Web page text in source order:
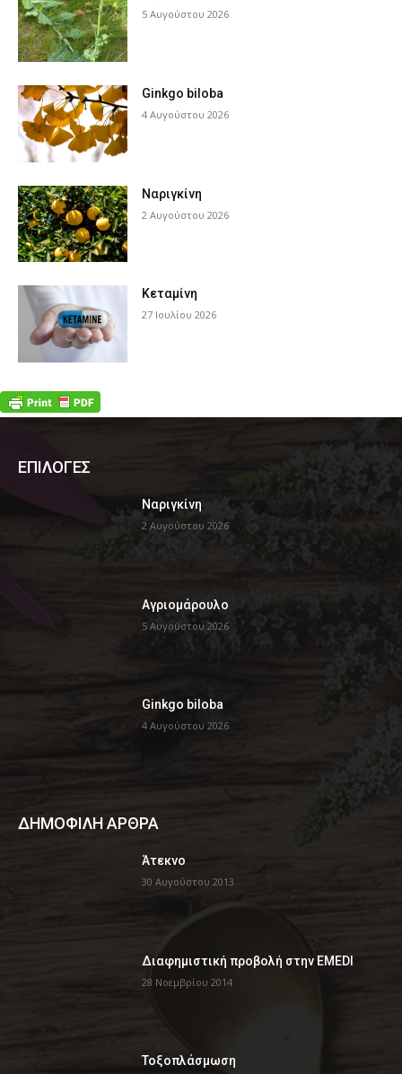
5 Αυγούστου 2026
Ginkgo biloba
4 Αυγούστου 2026
Ναριγκίνη
2 Αυγούστου 2026
Κεταμίνη
27 Ιουλίου 2026
ΕΠΙΛΟΓΕΣ
Ναριγκίνη
2 Αυγούστου 2026
Αγριομάρουλο
5 Αυγούστου 2026
Ginkgo biloba
4 Αυγούστου 2026
ΔΗΜΟΦΙΛΗ ΑΡΘΡΑ
Άτεκνο
30 Αυγούστου 2013
Διαφημιστική προβολή στην EMEDI
28 Νοεμβρίου 2014
Τοξοπλάσμωση